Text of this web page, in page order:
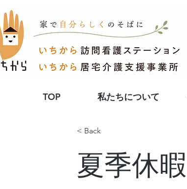
TOP 私たちについて
< Back
夏季休暇